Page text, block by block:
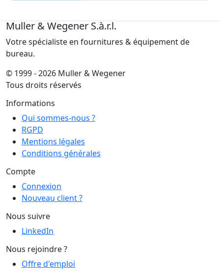
Muller & Wegener S.à.r.l.
Votre spécialiste en fournitures & équipement de
bureau.
© 1999 - 2026 Muller & Wegener
Tous droits réservés
Informations
Qui sommes-nous ?
RGPD
Mentions légales
Conditions générales
Compte
Connexion
Nouveau client ?
Nous suivre
LinkedIn
Nous rejoindre ?
Offre d'emploi